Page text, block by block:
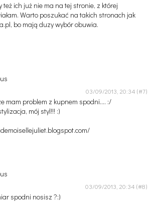
też ich już nie ma na tej stronie, z której
Warto poszukać na takich stronach jak
bo mają duzy wybór obuwia.
03/09/2013, 20:34
mam problem z kupnem spodni.... :/
mój styl!!! :)
03/09/2013, 20:34
spodni nosisz ?:)